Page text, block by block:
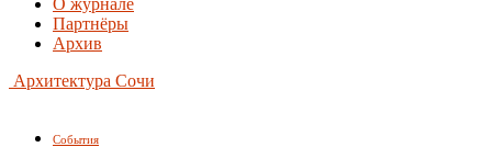
О журнале
Партнёры
Архив
Архитектура Сочи
События